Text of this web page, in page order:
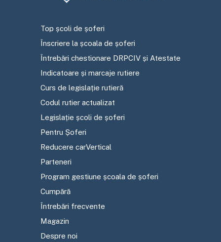
Top școli de șoferi
Înscriere la școala de șoferi
Întrebări chestionare DRPCIV și Atestate
Indicatoare și marcaje rutiere
Curs de legislație rutieră
Codul rutier actualizat
Legislație școli de șoferi
Pentru Șoferi
Reducere carVertical
Parteneri
Program gestiune școala de șoferi
Cumpără
Întrebări frecvente
Magazin
Despre noi